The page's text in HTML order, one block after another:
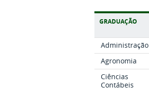
GRADUAÇÃO
Administração
Agronomia
Ciências
Contábeis